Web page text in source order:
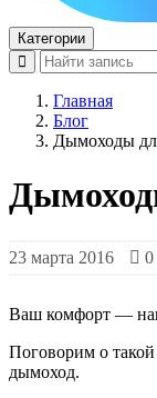
Категории
Главная
Блог
Дымоходы
23 марта 2016 0
Ваш комфорт —
Поговорим о
дымоход.